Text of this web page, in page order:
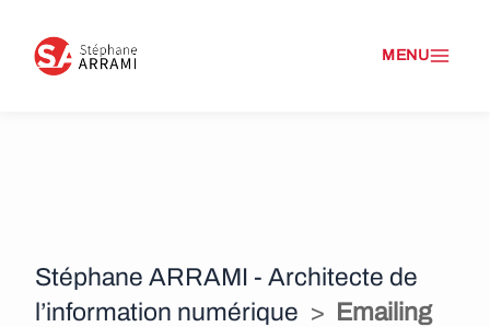
Stéphane ARRAMI - Architecte de
l’information numérique > Emailing